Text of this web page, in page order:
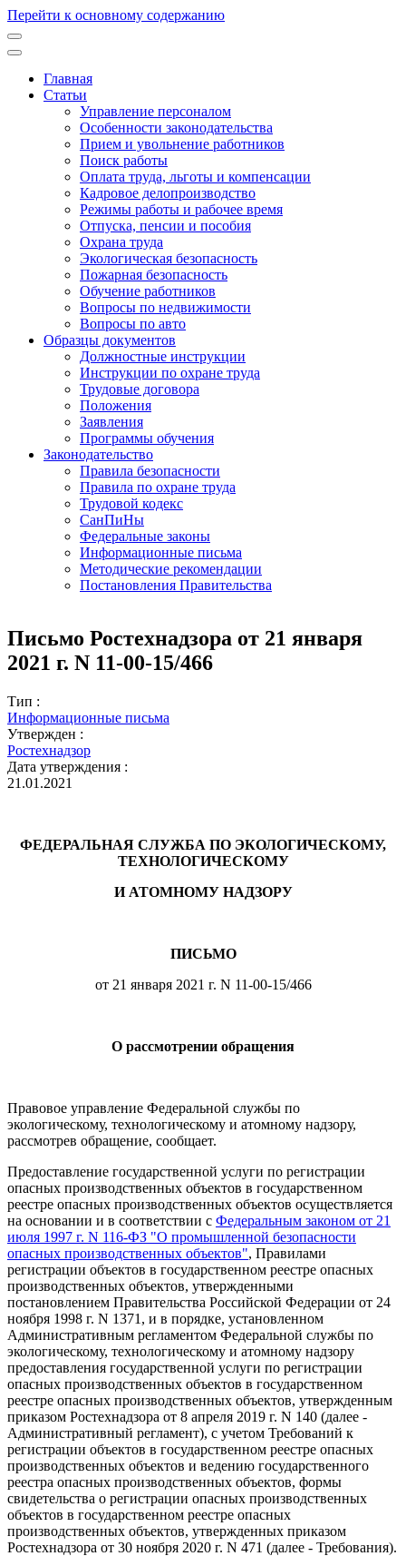
Перейти к основному содержанию
Основная
навигация
Главная
Статьи
Управление персоналом
Особенности законодательства
Прием и увольнение работников
Поиск работы
Оплата труда, льготы и компенсации
Кадровое делопроизводство
Режимы работы и рабочее время
Отпуска, пенсии и пособия
Охрана труда
Экологическая безопасность
Пожарная безопасность
Обучение работников
Вопросы по недвижимости
Вопросы по авто
Образцы документов
Должностные инструкции
Инструкции по охране труда
Трудовые договора
Положения
Заявления
Программы обучения
Законодательство
Правила безопасности
Правила по охране труда
Трудовой кодекс
СанПиНы
Федеральные законы
Информационные письма
Методические рекомендации
Постановления Правительства
Письмо Ростехнадзора от 21 января
2021 г. N 11-00-15/466
Тип :
Информационные письма
Утвержден :
Ростехнадзор
Дата утверждения :
21.01.2021
ФЕДЕРАЛЬНАЯ СЛУЖБА ПО ЭКОЛОГИЧЕСКОМУ,
ТЕХНОЛОГИЧЕСКОМУ
И АТОМНОМУ НАДЗОРУ
ПИСЬМО
от 21 января 2021 г. N 11-00-15/466
О рассмотрении обращения
Правовое управление Федеральной службы по
экологическому, технологическому и атомному надзору,
рассмотрев обращение, сообщает.
Предоставление государственной услуги по регистрации
опасных производственных объектов в государственном
реестре опасных производственных объектов осуществляется
на основании и в соответствии с Федеральным законом от 21
июля 1997 г. N 116-ФЗ "О промышленной безопасности
опасных производственных объектов", Правилами
регистрации объектов в государственном реестре опасных
производственных объектов, утвержденными
постановлением Правительства Российской Федерации от 24
ноября 1998 г. N 1371, и в порядке, установленном
Административным регламентом Федеральной службы по
экологическому, технологическому и атомному надзору
предоставления государственной услуги по регистрации
опасных производственных объектов в государственном
реестре опасных производственных объектов, утвержденным
приказом Ростехнадзора от 8 апреля 2019 г. N 140 (далее -
Административный регламент), с учетом Требований к
регистрации объектов в государственном реестре опасных
производственных объектов и ведению государственного
реестра опасных производственных объектов, формы
свидетельства о регистрации опасных производственных
объектов в государственном реестре опасных
производственных объектов, утвержденных приказом
Ростехнадзора от 30 ноября 2020 г. N 471 (далее - Требования).